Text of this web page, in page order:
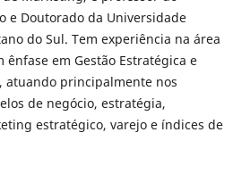
e Doutorado da Universidade
do Sul. Tem experiência na área
ênfase em Gestão Estratégica e
atuando principalmente nos
de negócio, estratégia,
estratégico, varejo e índices de